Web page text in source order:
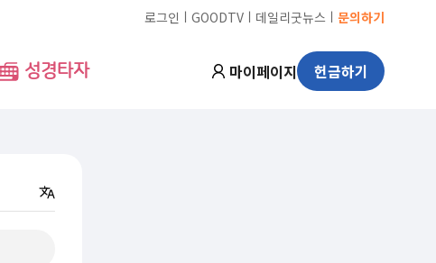
로그인 ㅣ GOODTV ㅣ 데일리굿뉴스 ㅣ 문의하기
성경타자 마이페이지 헌금하기